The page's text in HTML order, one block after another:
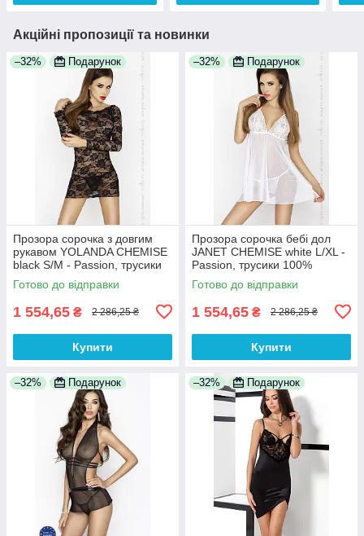
Акційні пропозиції та новинки
–32% Подарунок
Прозора сорочка з довгим
рукавом YOLANDA CHEMISE
black S/M - Passion, трусики
100% Анонімності
Готово до відправки
1 554,65 ₴ 2 286,25 ₴
Купити
–32% Подарунок
Прозора сорочка бебі дол
JANET CHEMISE white L/XL -
Passion, трусики 100%
Анонімності
Готово до відправки
1 554,65 ₴ 2 286,25 ₴
Купити
–32% Подарунок –32% Подарунок